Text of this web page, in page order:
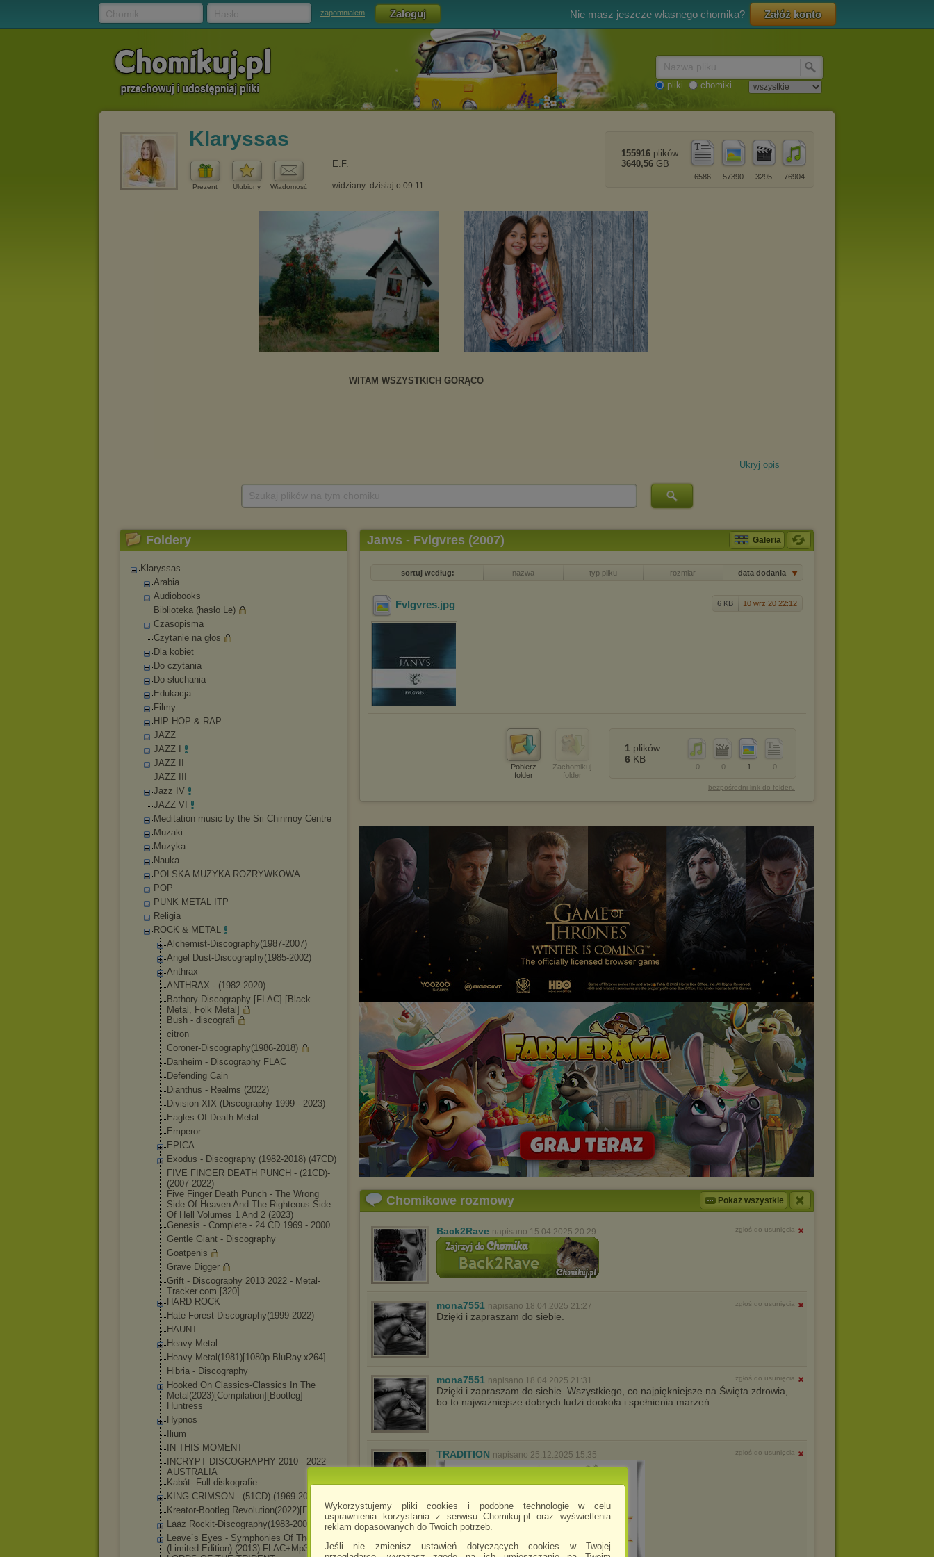
Wykorzystujemy pliki cookies i podobne technologie w celu
usprawnienia korzystania z serwisu Chomikuj.pl oraz wyświetlenia
reklam dopasowanych do Twoich potrzeb.
Jeśli nie zmienisz ustawień dotyczących cookies w Twojej
zapomniałem Nie masz jeszcze własnego chomika? Załóż konto
pliki chomiki
Klaryssas
Prezent Ulubiony Wiadomość
E.F.
widziany: dzisiaj o 09:11
76904
3295
57390
6586
155916 plików
3640,56 GB
Ukryj opis
Foldery
Klaryssas
Arabia
Audiobooks
Biblioteka (hasło Le)
Czasopisma
Czytanie na głos
Dla kobiet
Do czytania
Do słuchania
Edukacja
Filmy
HIP HOP & RAP
JAZZ
JAZZ I
JAZZ II
JAZZ III
Jazz IV
JAZZ VI
Meditation music by the Sri Chinmoy Centre
Muzaki
Muzyka
Nauka
POLSKA MUZYKA ROZRYWKOWA
POP
PUNK METAL ITP
Religia
ROCK & METAL
Alchemist-Discography(1987-2007)
Angel Dust-Discography(1985-2002)
Anthrax
ANTHRAX - (1982-2020)
Bathory Discography [FLAC] [Black
Metal, Folk Metal]
Bush - discografi
citron
Coroner-Discography(1986-2018)
Danheim - Discography FLAC
Defending Cain
Dianthus - Realms (2022)
Division XIX (Discography 1999 - 2023)
Eagles Of Death Metal
Emperor
EPICA
Exodus - Discography (1982-2018) (47CD)
FIVE FINGER DEATH PUNCH - (21CD)-
(2007-2022)
Five Finger Death Punch - The Wrong
Side Of Heaven And The Righteous Side
Of Hell Volumes 1 And 2 (2023)
Genesis - Complete - 24 CD 1969 - 2000
Gentle Giant - Discography
Goatpenis
Grave Digger
Grift - Discography 2013 2022 - Metal-
Tracker.com [320]
HARD ROCK
Hate Forest-Discography(1999-2022)
HAUNT
Heavy Metal
Heavy Metal(1981)[1080p BluRay.x264]
Hibria - Discography
Hooked On Classics-Classics In The
Metal(2023)[Compilation][Bootleg]
Huntress
Hypnos
Ilium
IN THIS MOMENT
INCRYPT DISCOGRAPHY 2010 - 2022
AUSTRALIA
Kabát- Full diskografie
KING CRIMSON - (51CD)-(1969-2021)
Kreator-Bootleg Revolution(2022)[FLAC]
Lȧȧz Rockit-Discography(1983-2008
Leave`s Eyes - Symphonies Of The Night
(Limited Edition) (2013) FLAC+Mp3
Janvs - Fvlgvres (2007) Galeria
sortuj według: nazwa typ pliku rozmiar data dodania
6 KB 10 wrz 20 22:12
Fvlgvres.jpg
Pobierz
folder
Zachomikuj
folder
0
1
0
0
1 plików
6 KB
bezpośredni link do folderu
Chomikowe rozmowy Pokaż wszystkie
Back2Rave napisano 15.04.2025 20:29 zgłoś do usunięcia
mona7551 napisano 18.04.2025 21:27 zgłoś do usunięcia
Dzięki i zapraszam do siebie.
mona7551 napisano 18.04.2025 21:31 zgłoś do usunięcia
Dzięki i zapraszam do siebie. Wszystkiego, co najpiękniejsze na Święta zdrowia,
bo to najważniejsze dobrych ludzi dookoła i spełnienia marzeń.
TRADITION napisano 25.12.2025 15:35 zgłoś do usunięcia